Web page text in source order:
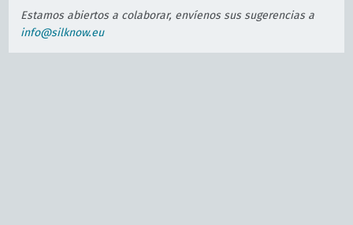
Estamos abiertos a colaborar, envíenos sus sugerencias a
info@silknow.eu